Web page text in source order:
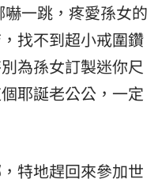
一跳，疼愛孫女的
找不到超小戒圍鑽
為孫女訂製迷你尺
耶誕老公公，一定
特地趕回來參加世